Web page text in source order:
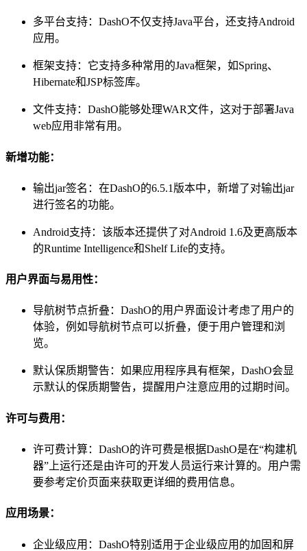
多平台支持：DashO不仅支持Java平台，还支持Android
应用。
框架支持：它支持多种常用的Java框架，如Spring、
Hibernate和JSP标签库。
文件支持：DashO能够处理WAR文件，这对于部署Java
web应用非常有用。
新增功能：
输出jar签名：在DashO的6.5.1版本中，新增了对输出jar
进行签名的功能。
Android支持：该版本还提供了对Android 1.6及更高版本
的Runtime Intelligence和Shelf Life的支持。
用户界面与易用性：
导航树节点折叠：DashO的用户界面设计考虑了用户的
体验，例如导航树节点可以折叠，便于用户管理和浏
览。
默认保质期警告：如果应用程序具有框架，DashO会显
示默认的保质期警告，提醒用户注意应用的过期时间。
许可与费用：
许可费计算：DashO的许可费是根据DashO是在“构建机
器”上运行还是由许可的开发人员运行来计算的。用户需
要参考定价页面来获取更详细的费用信息。
应用场景：
企业级应用：DashO特别适用于企业级应用的加固和屏